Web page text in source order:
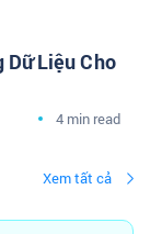
Dữ Liệu Cho
4 min read
Xem tất cả